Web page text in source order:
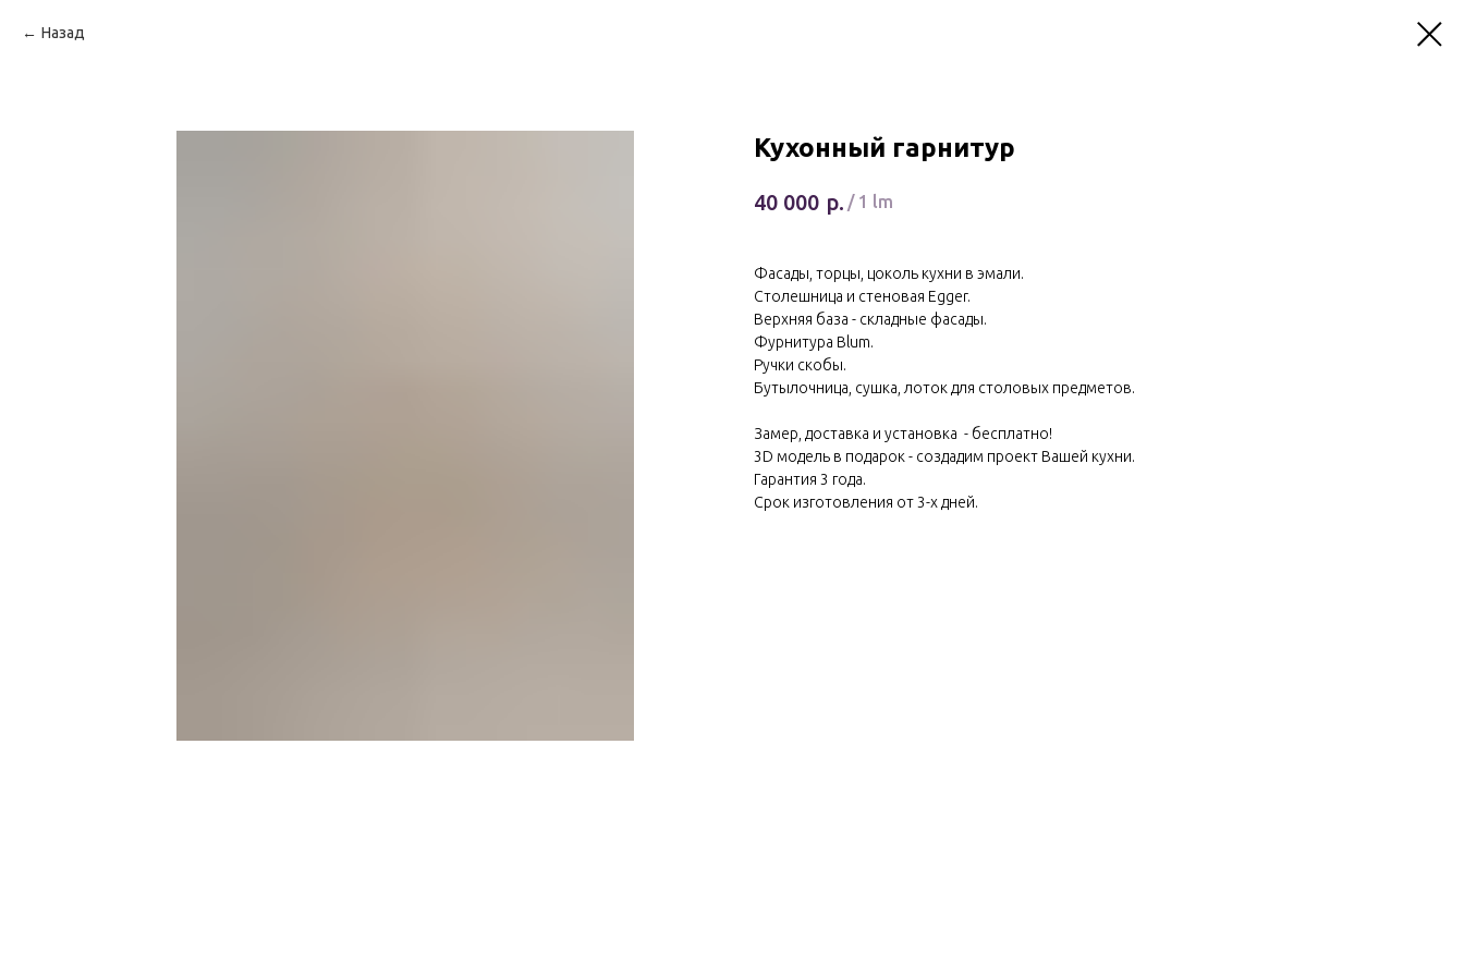
Назад
Кухонный гарнитур
40 000 р. / 1 lm
Фасады, торцы, цоколь кухни в эмали.
Столешница и стеновая Egger.
Верхняя база - складные фасады.
Фурнитура Blum.
Ручки скобы.
Бутылочница, сушка, лоток для столовых предметов.
Замер, доставка и установка - бесплатно!
3D модель в подарок - создадим проект Вашей кухни.
Гарантия 3 года.
Срок изготовления от 3-х дней.